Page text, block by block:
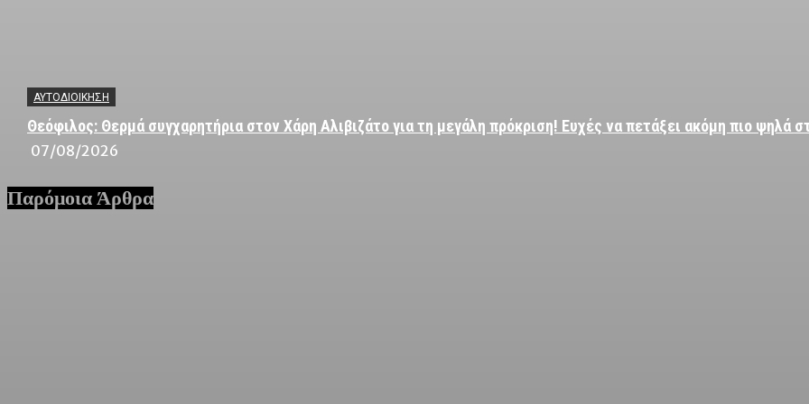
ΑΥΤΟΔΙΟΙΚΗΣΗ
Θεόφιλος: Θερμά συγχαρητήρια στον Χάρη Αλιβιζάτο για τη μεγάλη πρόκριση! Ευχές να πετάξει ακόμη πιο ψηλά
07/08/2026
Παρόμοια Άρθρα